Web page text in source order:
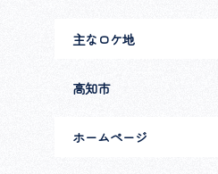
主なロケ地
高知市
ホームページ